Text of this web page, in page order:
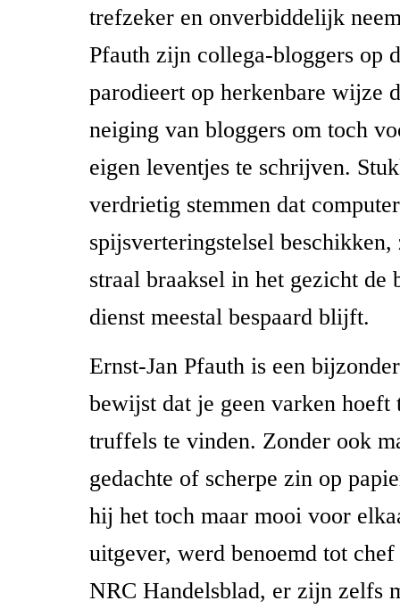
trefzeker en onverbiddelijk
Pfauth zijn collega-bloggers op
parodieert op herkenbare wijze
neiging van bloggers om toch
eigen leventjes te schrijven.
verdrietig stemmen dat
spijsverteringstelsel beschikken,
straal braaksel in het gezicht de
dienst meestal bespaard blijft.
Ernst-Jan Pfauth is een
bewijst dat je geen varken hoeft
truffels te vinden. Zonder ook
gedachte of scherpe zin op
hij het toch maar mooi voor
uitgever, werd benoemd tot
NRC Handelsblad, er zijn zelfs